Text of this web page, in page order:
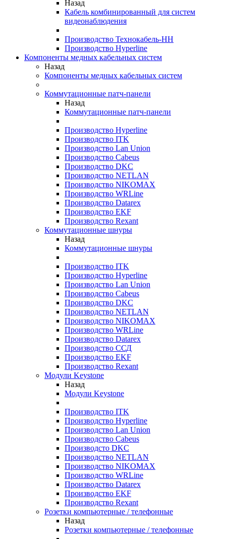
Назад
Кабель комбинированный для систем
видеонаблюдения
Производство Технокабель-НН
Производство Hyperline
Компоненты медных кабельных систем
Назад
Компоненты медных кабельных систем
Коммутационные патч-панели
Назад
Коммутационные патч-панели
Производство Hyperline
Производство ITK
Производство Lan Union
Производство Cabeus
Производство DKC
Производство NETLAN
Производство NIKOMAX
Производство WRLine
Производство Datarex
Производство EKF
Производство Rexant
Коммутационные шнуры
Назад
Коммутационные шнуры
Производство ITK
Производство Hyperline
Производство Lan Union
Производство Cabeus
Производство DKC
Производство NETLAN
Производство NIKOMAX
Производство WRLine
Производство Datarex
Производство ССД
Производство EKF
Производство Rexant
Модули Keystone
Назад
Модули Keystone
Производство ITK
Производство Hyperline
Производство Lan Union
Производство Cabeus
Производсто DKC
Производство NETLAN
Производство NIKOMAX
Производство WRLine
Производство Datarex
Производство EKF
Производство Rexant
Розетки компьютерные / телефонные
Назад
Розетки компьютерные / телефонные